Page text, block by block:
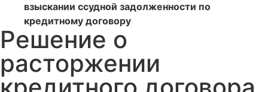
взыскании ссудной задолженности по
кредитному договору
Решение о
расторжении